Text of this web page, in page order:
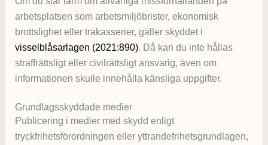
arbetsplatsen som arbetsmiljöbrister, ekonomisk
brottslighet eller trakasserier, gäller skyddet i
visselblåsarlagen (2021:890). Då kan du inte hållas
straffrättsligt eller civilrättsligt ansvarig, även om
informationen skulle innehålla känsliga uppgifter.
Grundlagsskyddade medier
Publicering i medier med skydd enligt
tryckfrihetsförordningen eller yttrandefrihetsgrundlagen,